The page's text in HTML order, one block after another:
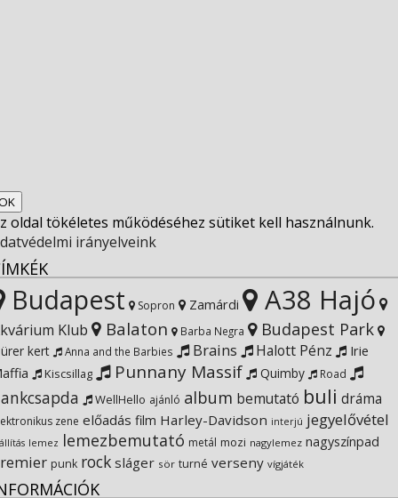
oldal tökéletes működéséhez sütiket kell használnunk.
irányelveink
Budapest Sopron Zamárdi A38 Hajó
Klub Balaton Barba Negra Budapest Park
kert Anna and the Barbies Brains Halott Pénz
Irie
Kiscsillag Punnany Massif Quimby Road
WellHello ajánló album bemutató buli dráma
zene előadás film Harley-Davidson interjú jegyelővétel
lemez lemezbemutató metál mozi nagylemez nagyszínpad
punk rock sláger sör turné verseny vígjáték